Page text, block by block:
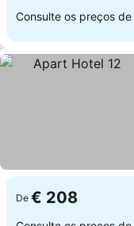
Consulte os preços de
De € 208